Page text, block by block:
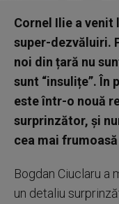
Cornel Ilie a venit
super-dezvăluiri.
noi din țară nu
sunt “insulițe”. În
este într-o nouă
surprinzător, și
cea mai
Bogdan Ciuclaru a
un detaliu